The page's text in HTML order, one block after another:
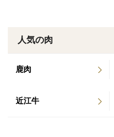
人気の肉
鹿肉
近江牛